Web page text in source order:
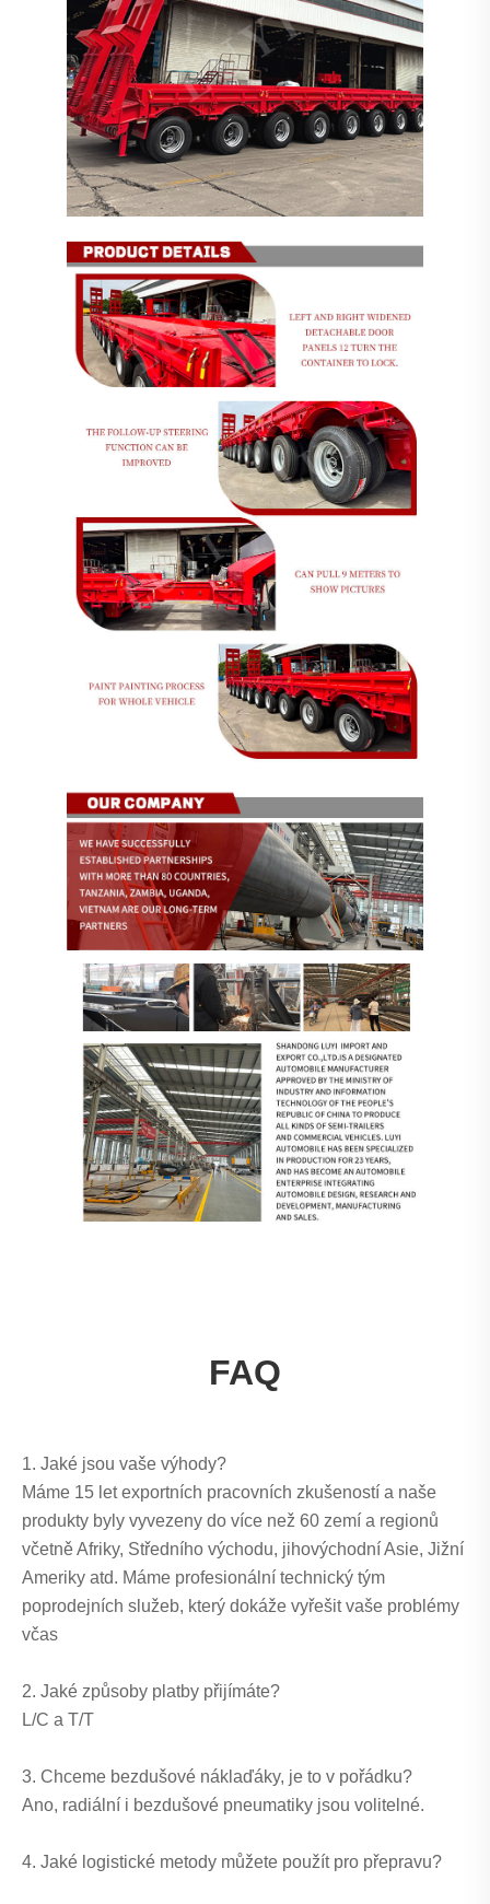
FAQ
1. Jaké jsou vaše výhody?
Máme 15 let exportních pracovních zkušeností a naše
produkty byly vyvezeny do více než 60 zemí a regionů
včetně Afriky, Středního východu, jihovýchodní Asie, Jižní
Ameriky atd. Máme profesionální technický tým
poprodejních služeb, který dokáže vyřešit vaše problémy
včas
2. Jaké způsoby platby přijímáte?
L/C a T/T
3. Chceme bezdušové náklaďáky, je to v pořádku?
Ano, radiální i bezdušové pneumatiky jsou volitelné.
4. Jaké logistické metody můžete použít pro přepravu?